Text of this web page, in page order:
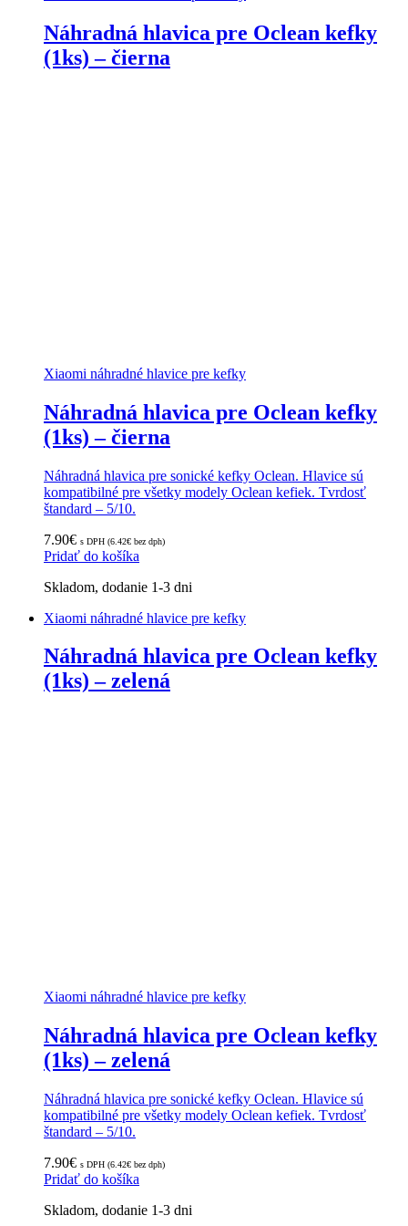
Náhradná hlavica pre Oclean kefky
(1ks) – čierna
Xiaomi náhradné hlavice pre kefky
Náhradná hlavica pre Oclean kefky
(1ks) – čierna
Náhradná hlavica pre sonické kefky Oclean. Hlavice sú
kompatibilné pre všetky modely Oclean kefiek. Tvrdosť
štandard – 5/10.
7.90€ s DPH (6.42€ bez dph)
Pridať do košíka
Skladom, dodanie 1-3 dni
Xiaomi náhradné hlavice pre kefky
Náhradná hlavica pre Oclean kefky
(1ks) – zelená
Xiaomi náhradné hlavice pre kefky
Náhradná hlavica pre Oclean kefky
(1ks) – zelená
Náhradná hlavica pre sonické kefky Oclean. Hlavice sú
kompatibilné pre všetky modely Oclean kefiek. Tvrdosť
štandard – 5/10.
7.90€ s DPH (6.42€ bez dph)
Pridať do košíka
Skladom, dodanie 1-3 dni